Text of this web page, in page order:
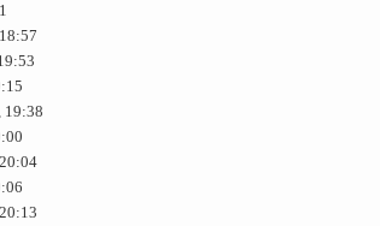
19:38